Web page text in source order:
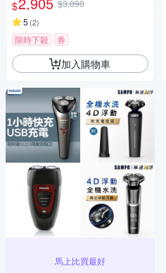
$
$3,090
5 (2)
限時下殺 券
加入購物車
馬上比買最好